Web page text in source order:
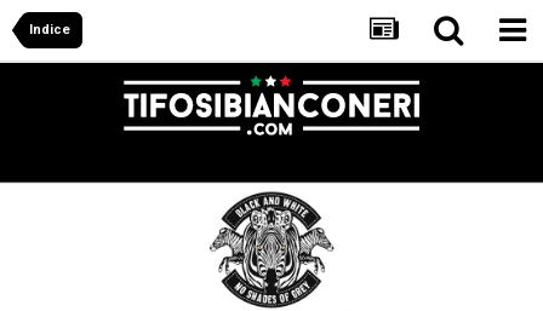
Indice